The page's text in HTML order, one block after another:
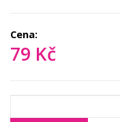
Cena:
79 Kč